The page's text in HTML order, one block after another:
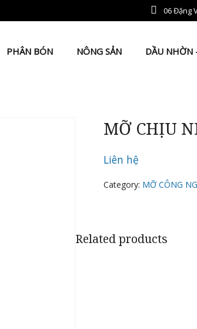
06 Đặng
PHÂN BÓN NÔNG SẢN DẦU
MỠ CHỊU
Liên hệ
Category: MỠ CÔNG
Related products